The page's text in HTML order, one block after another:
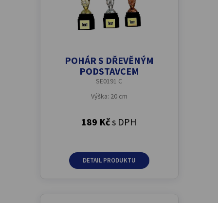
POHÁR S DŘEVĚNÝM
PODSTAVCEM
SE0191 C
Výška: 20 cm
189 Kčs DPH
DETAIL PRODUKTU